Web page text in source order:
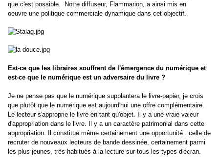
que c'est possible.
Notre diffuseur, Flammarion, a ainsi mis en
oeuvre une politique commerciale dynamique dans cet objectif.
Est-ce que les libraires souffrent de l'émergence du numérique et
est-ce que le numérique est un adversaire du livre ?
Je ne pense pas que le numérique supplantera le livre-papier, je crois
que plutôt que le numérique est aujourd'hui une offre complémentaire.
Le lecteur s'approprie le livre en tant qu'objet. Il y a une vraie valeur
d'appropriation dans le livre. Il y a un caractère patrimonial dans cette
appropriation. Il constitue même certainement une opportunité : celle de
recruter de nouveaux lecteurs de bande dessinée, certainement parmi
les plus jeunes, très habitués à la lecture sur tous les types d'écran.